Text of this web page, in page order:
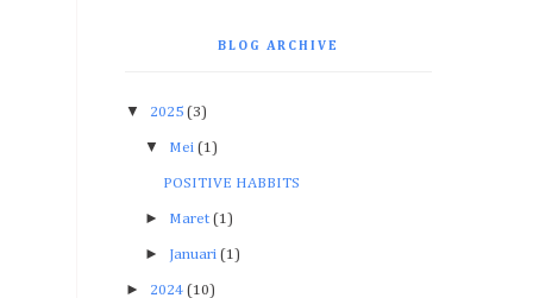
BLOG ARCHIVE
▼ 2025 (3)
▼ Mei (1)
POSITIVE HABBITS
► Maret (1)
► Januari (1)
► 2024 (10)